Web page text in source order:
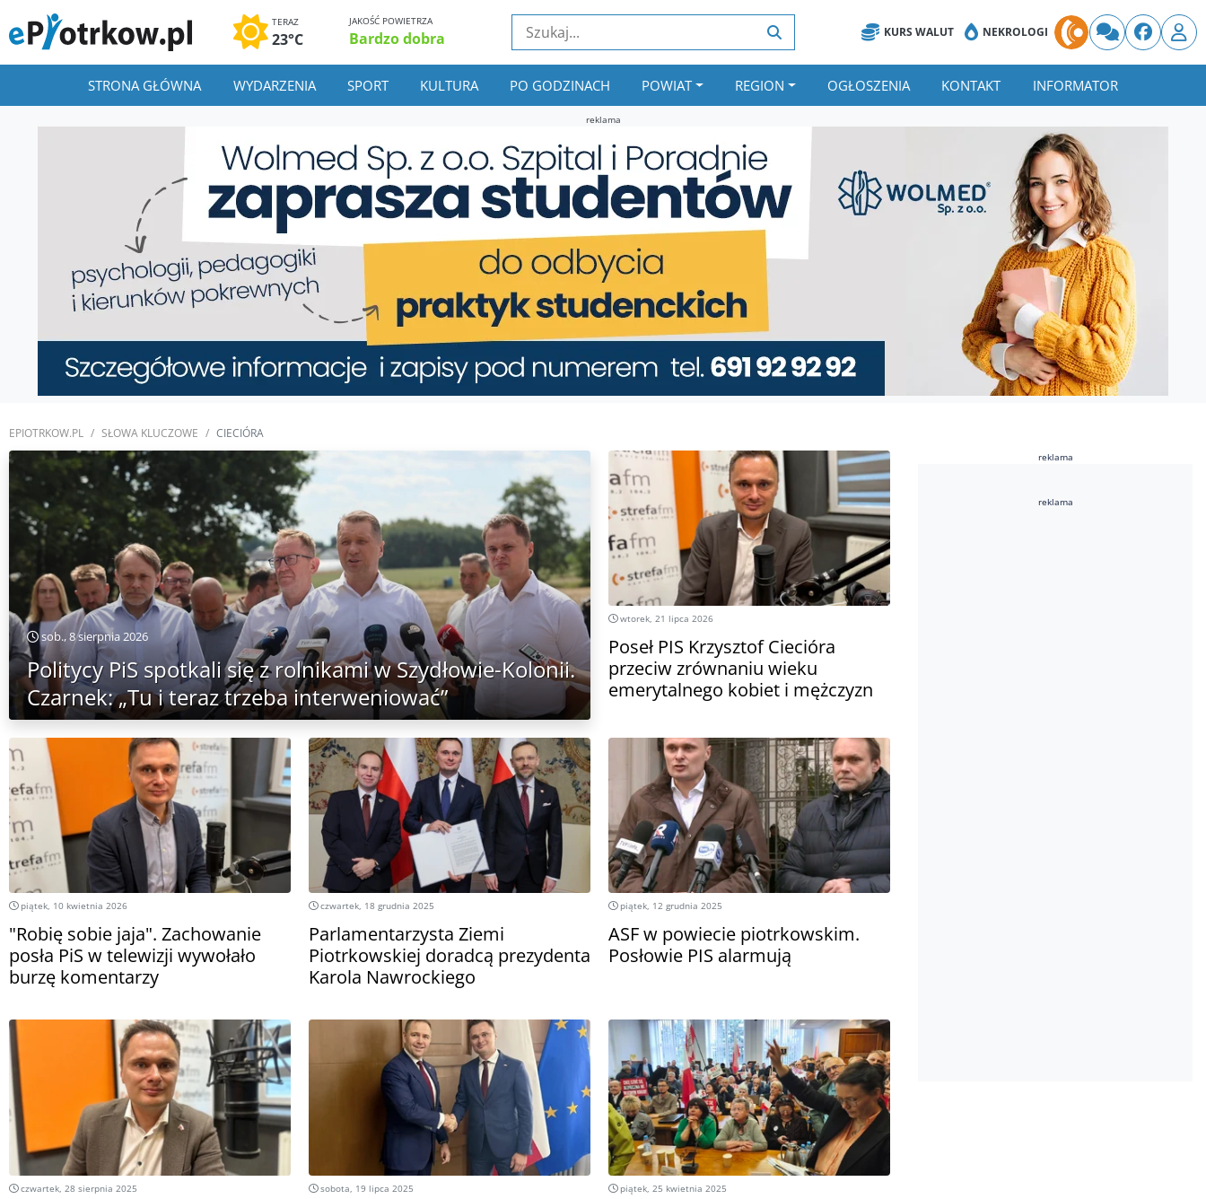
TERAZ
23°C
JAKOŚĆ POWIETRZA
Bardzo dobra KURS WALUT NEKROLOGI
STRONA GŁÓWNA WYDARZENIA SPORT KULTURA PO GODZINACH POWIAT REGION OGŁOSZENIA KONTAKT INFORMATOR
reklama
EPIOTRKOW.PL SŁOWA KLUCZOWE CIECIÓRA
sob., 8 sierpnia 2026
Politycy PiS spotkali się z rolnikami w Szydłowie-Kolonii.
Czarnek: „Tu i teraz trzeba interweniować”
wtorek, 21 lipca 2026
Poseł PIS Krzysztof Ciecióra
przeciw zrównaniu wieku
emerytalnego kobiet i mężczyzn
piątek, 10 kwietnia 2026
"Robię sobie jaja". Zachowanie
posła PiS w telewizji wywołało
burzę komentarzy
czwartek, 18 grudnia 2025
Parlamentarzysta Ziemi
Piotrkowskiej doradcą prezydenta
Karola Nawrockiego
piątek, 12 grudnia 2025
ASF w powiecie piotrkowskim.
Posłowie PIS alarmują
czwartek, 28 sierpnia 2025 sobota, 19 lipca 2025 piątek, 25 kwietnia 2025
reklama
reklama